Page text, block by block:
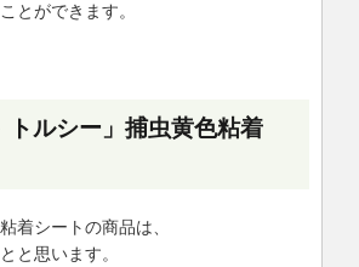
とができます。
トルシー」捕虫黄色粘着
着シートの商品は、
と思います。